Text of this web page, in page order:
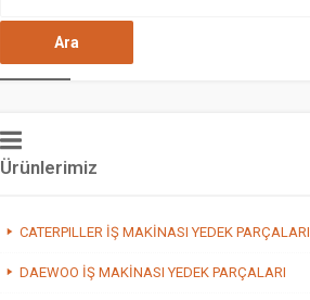
Ürünlerimiz
CATERPILLER İŞ MAKİNASI YEDEK PARÇALARI
DAEWOO İŞ MAKİNASI YEDEK PARÇALARI